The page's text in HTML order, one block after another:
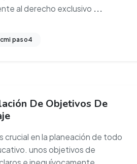
al derecho exclusivo ...
paso4
De Objetivos De
crucial en la planeación de todo
unos objetivos de